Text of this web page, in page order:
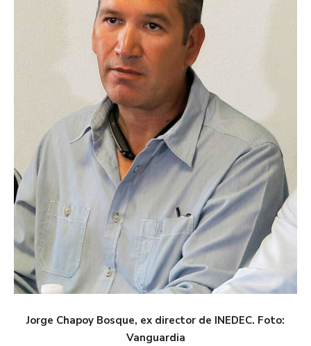
Jorge Chapoy Bosque, ex director de INEDEC. Foto:
Vanguardia